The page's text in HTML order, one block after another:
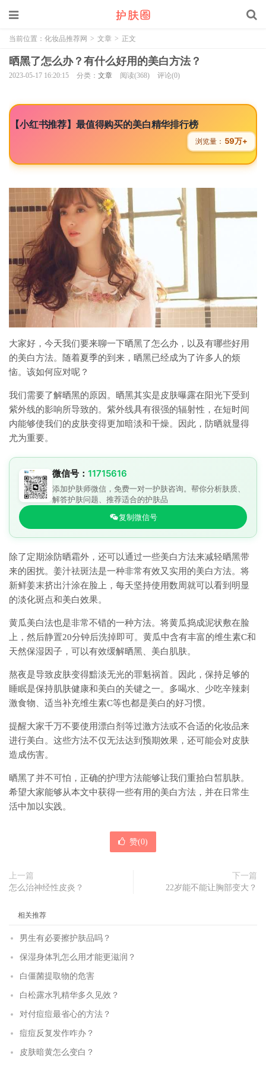
当前位置： 化妆品推荐网 > 文章 > 正文
晒黑了怎么办？有什么好用的美白方法？
2023-05-17 16:20:15 分类： 文章 阅读(368) 评论(0)
【小红书推荐】最值得购买的美白精华排行榜
浏览量： 59万+
大家好，今天我们要来聊一下晒黑了怎么办，以及有哪些好用
的美白方法。随着夏季的到来，晒黑已经成为了许多人的烦
恼。该如何应对呢？
我们需要了解晒黑的原因。晒黑其实是皮肤曝露在阳光下受到
紫外线的影响所导致的。紫外线具有很强的辐射性，在短时间
内能够使我们的皮肤变得更加暗淡和干燥。因此，防晒就显得
尤为重要。
微信号： 11715616
添加护肤师微信，免费一对一护肤咨询。帮你分析肤质、
解答护肤问题、推荐适合的护肤品
复制微信号
除了定期涂防晒霜外，还可以通过一些美白方法来减轻晒黑带
来的困扰。姜汁祛斑法是一种非常有效又实用的美白方法。将
新鲜姜末挤出汁涂在脸上，每天坚持使用数周就可以看到明显
的淡化斑点和美白效果。
黄瓜美白法也是非常不错的一种方法。将黄瓜捣成泥状敷在脸
上，然后静置20分钟后洗掉即可。黄瓜中含有丰富的维生素C和
天然保湿因子，可以有效缓解晒黑、美白肌肤。
熬夜是导致皮肤变得黯淡无光的罪魁祸首。因此，保持足够的
睡眠是保持肌肤健康和美白的关键之一。多喝水、少吃辛辣刺
激食物、适当补充维生素C等也都是美白的好习惯。
提醒大家千万不要使用漂白剂等过激方法或不合适的化妆品来
进行美白。这些方法不仅无法达到预期效果，还可能会对皮肤
造成伤害。
晒黑了并不可怕，正确的护理方法能够让我们重拾白皙肌肤。
希望大家能够从本文中获得一些有用的美白方法，并在日常生
活中加以实践。
赞(0)
上一篇
怎么治神经性皮炎？
下一篇
22岁能不能让胸部变大？
相关推荐
男生有必要擦护肤品吗？
保湿身体乳怎么用才能更滋润？
白僵菌提取物的危害
白松露水乳精华多久见效？
对付痘痘最省心的方法？
痘痘反复发作咋办？
皮肤暗黄怎么变白？